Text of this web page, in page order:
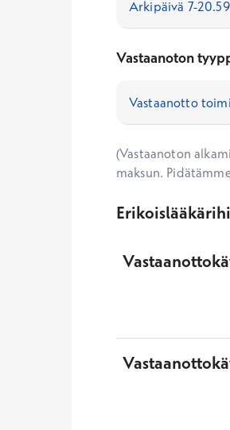
Vastaanoton
(Vastaanoton
maksun.